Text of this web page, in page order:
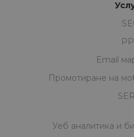
Email
Промотиране на
Уеб аналитика и